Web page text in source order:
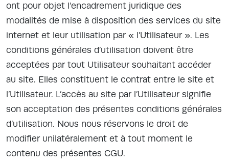
ont pour objet l’encadrement juridique des
modalités de mise à disposition des services du site
internet et leur utilisation par « l’Utilisateur ». Les
conditions générales d’utilisation doivent être
acceptées par tout Utilisateur souhaitant accéder
au site. Elles constituent le contrat entre le site et
l’Utilisateur. L’accès au site par l’Utilisateur signifie
son acceptation des présentes conditions générales
d’utilisation. Nous nous réservons le droit de
modifier unilatéralement et à tout moment le
contenu des présentes CGU.